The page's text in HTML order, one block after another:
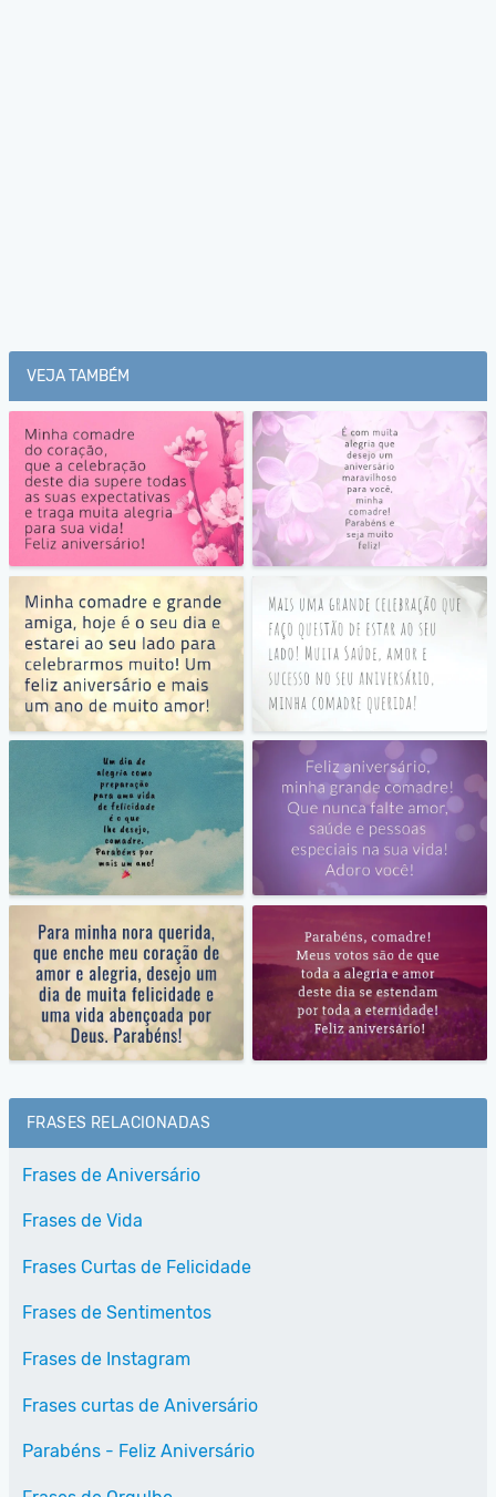
VEJA TAMBÉM
FRASES RELACIONADAS
Frases de Aniversário
Frases de Vida
Frases Curtas de Felicidade
Frases de Sentimentos
Frases de Instagram
Frases curtas de Aniversário
Parabéns - Feliz Aniversário